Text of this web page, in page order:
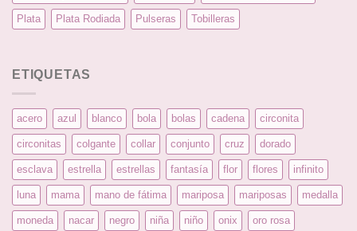
Plata Plata Rodiada Pulseras Tobilleras
ETIQUETAS
acero azul blanco bola bolas cadena circonita
circonitas colgante collar conjunto cruz dorado
esclava estrella estrellas fantasía flor flores infinito
luna mama mano de fátima mariposa mariposas medalla
moneda nacar negro niña niño onix oro rosa